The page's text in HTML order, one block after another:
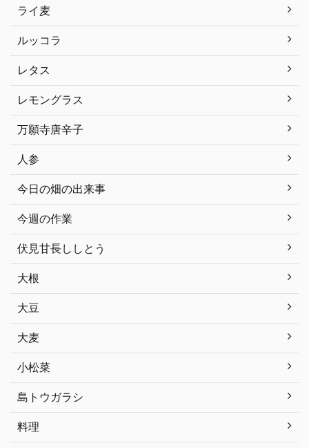
ライ麦
ルッコラ
レタス
レモングラス
万願寺唐辛子
人参
今日の畑の出来事
今週の作業
伏見甘長ししとう
大根
大豆
大麦
小松菜
島トウガラシ
料理